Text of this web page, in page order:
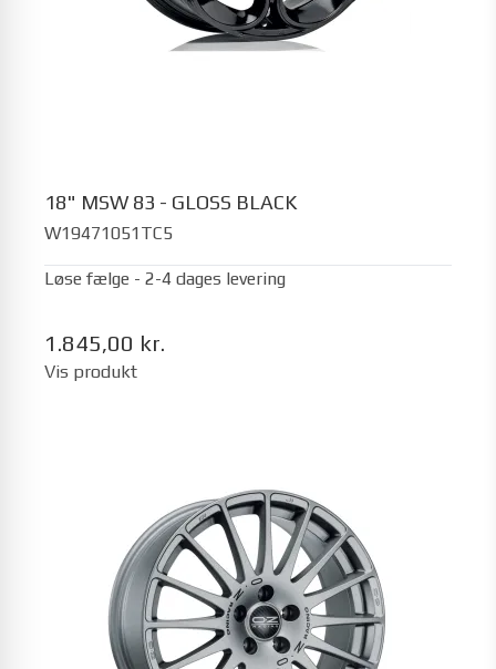
18" MSW 83 - GLOSS BLACK
W19471051TC5
Løse fælge - 2-4 dages levering
1.845,00 kr.
Vis produkt